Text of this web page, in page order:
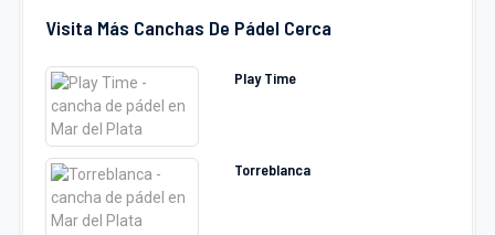
Visita Más Canchas De Pádel Cerca
Play Time
Torreblanca